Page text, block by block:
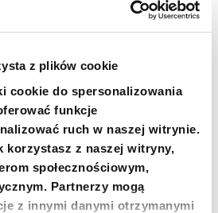
z plików cookie
cookie do spersonalizowania
funkcje
ruch w naszej witrynie.
korzystasz z naszej witryny,
społecznościowym,
Partnerzy mogą
z innymi danymi otrzymanymi
Zapisz się do naszego
o nowościach, naszych planach,
projektach.